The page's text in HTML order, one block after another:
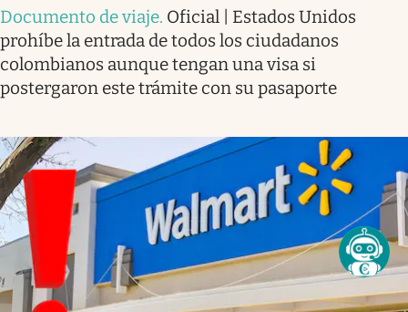
Documento de viaje. Oficial | Estados Unidos
prohíbe la entrada de todos los ciudadanos
colombianos aunque tengan una visa si
postergaron este trámite con su pasaporte